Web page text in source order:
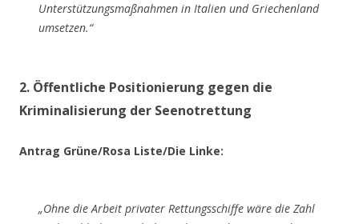
Unterstützungsmaßnahmen in Italien und Griechenland
umsetzen.“
2. Öffentliche Positionierung gegen die
Kriminalisierung der Seenotrettung
Antrag Grüne/Rosa Liste/Die Linke:
„Ohne die Arbeit privater Rettungsschiffe wäre die Zahl